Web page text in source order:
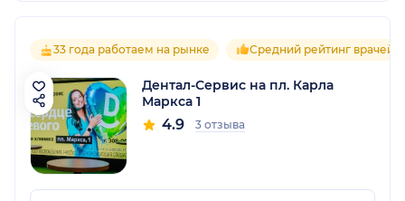
33 года работаем на рынке Средний рейтинг врачей
Дентал-Сервис на пл. Карла
Маркса 1
4.9 3 отзыва